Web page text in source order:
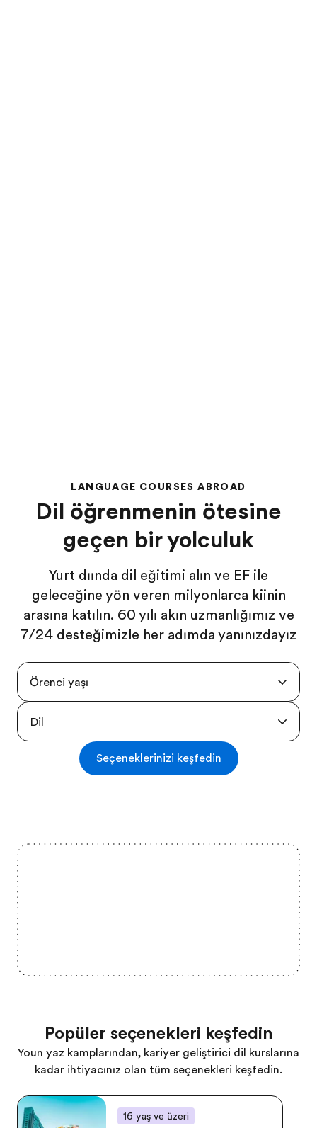
LANGUAGE COURSES ABROAD
Dil öğrenmenin ötesine
geçen bir yolculuk
Yurt dışında dil eğitimi alın ve EF ile
geleceğine yön veren milyonlarca kişinin
arasına katılın. 60 yılı aşkın uzmanlığımız ve
7/24 desteğimizle her adımda yanınızdayız
Öğrenci yaşı
Dil
Seçeneklerinizi keşfedin
Popüler seçenekleri keşfedin
Yoğun yaz kamplarından, kariyer geliştirici dil kurslarına
kadar ihtiyacınız olan tüm seçenekleri keşfedin.
16 yaş ve üzeri